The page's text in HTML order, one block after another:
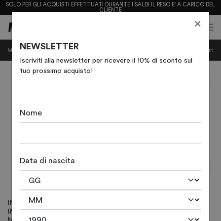
SOLO PER GLI ACQUISTI EFFETTUATI DURANTE I SALDI IL RESO E' A CARICO DEL
CLIENTE
Mostra categorie Filtri
INUOVO - SANDALI
INFRADITO IN CROSTA
INUOVO - SANDALI ZEPPA
IN PELLE CON FIBBIE ART.
×
NEWSLETTER
Iscriviti alla newsletter per ricevere il 10% di sconto sul
tuo prossimo acquisto!
Nome
Data di nascita